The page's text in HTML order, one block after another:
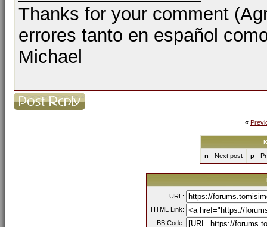
Thanks for your comment
errores tanto en español
Michael
«
n - Next post p-
URL:
HTML Link:
BB Code: